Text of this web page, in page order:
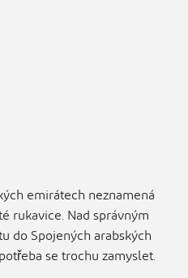
emirátech neznamená
rukavice. Nad správným
do Spojených arabských
se trochu zamyslet.